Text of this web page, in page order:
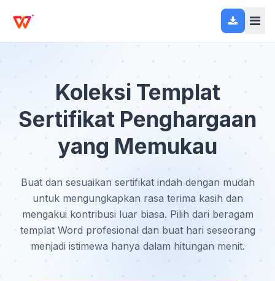
Koleksi Templat
Sertifikat Penghargaan
yang Memukau
Buat dan sesuaikan sertifikat indah dengan mudah
untuk mengungkapkan rasa terima kasih dan
mengakui kontribusi luar biasa. Pilih dari beragam
templat Word profesional dan buat hari seseorang
menjadi istimewa hanya dalam hitungan menit.